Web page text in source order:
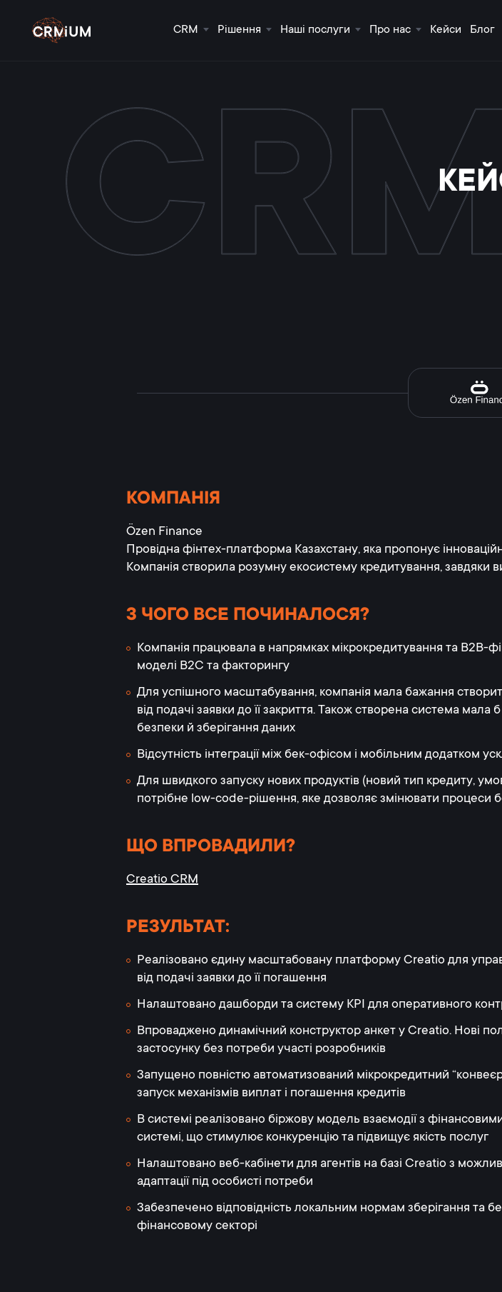
CRM Рішення Наші послуги Про нас Кейси Блог
КОМПАНІЯ
Özen Finance
Провідна фінтех-платформа Казахстану, яка пропонує
Компанія створила розумну екосистему кредитування, завдяки
З ЧОГО ВСЕ ПОЧИНАЛОСЯ?
Компанія працювала в напрямках мікрокредитування та B2B-
моделі B2C та факторингу
Для успішного масштабування, компанія мала бажання
від подачі заявки до її закриття. Також створена система
безпеки й зберігання даних
Відсутність інтеграції між бек-офісом і мобільним
Для швидкого запуску нових продуктів (новий тип кредиту,
потрібне low-code-рішення, яке дозволяє змінювати процеси
ЩО ВПРОВАДИЛИ?
Creatio CRM
РЕЗУЛЬТАТ:
Реалізовано єдину масштабовану платформу Creatio для
від подачі заявки до її погашення
Налаштовано дашборди та систему KPI для оперативного
Впроваджено динамічний конструктор анкет у Creatio. Нові
застосунку без потреби участі розробників
Запущено повністю автоматизований мікрокредитний
запуск механізмів виплат і погашення кредитів
В системі реалізовано біржову модель взаємодії з
системі, що стимулює конкуренцію та підвищує якість послуг
Налаштовано веб-кабінети для агентів на базі Creatio з
адаптації під особисті потреби
Забезпечено відповідність локальним нормам зберігання та
фінансовому секторі